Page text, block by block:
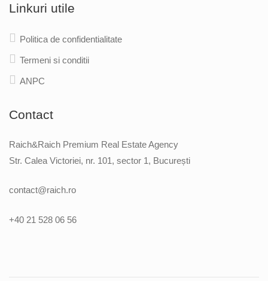
Linkuri utile
Politica de confidentialitate
Termeni si conditii
ANPC
Contact
Raich&Raich Premium Real Estate Agency
Str. Calea Victoriei, nr. 101, sector 1, București
contact@raich.ro
+40 21 528 06 56